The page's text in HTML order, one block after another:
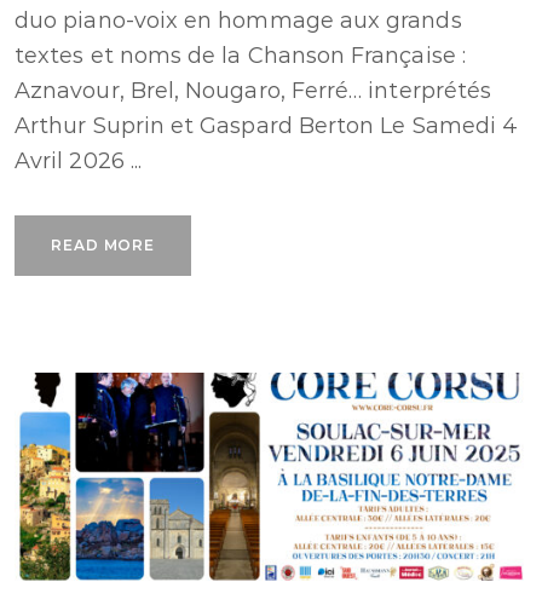
duo piano-voix en hommage aux grands
textes et noms de la Chanson Française :
Aznavour, Brel, Nougaro, Ferré… interprétés
Arthur Suprin et Gaspard Berton Le Samedi 4
Avril 2026 ...
READ MORE